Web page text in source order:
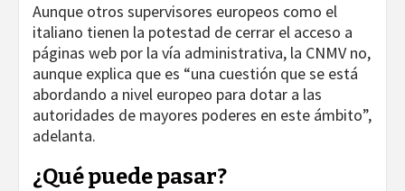
Aunque otros supervisores europeos como el
italiano tienen la potestad de cerrar el acceso a
páginas web por la vía administrativa, la CNMV no,
aunque explica que es “una cuestión que se está
abordando a nivel europeo para dotar a las
autoridades de mayores poderes en este ámbito”,
adelanta.
¿Qué puede pasar?